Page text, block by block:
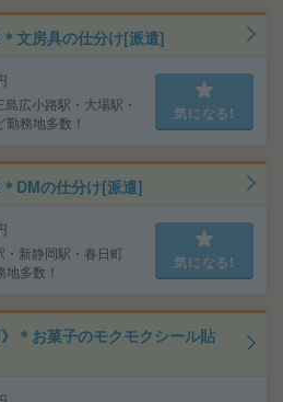
文房具の仕分け[派遣]
島広小路駅・大場駅・
務地多数！
気になる!
DMの仕分け[派遣]
・新静岡駅・春日町
多数！
気になる!
＊お菓子のモクモクシール貼